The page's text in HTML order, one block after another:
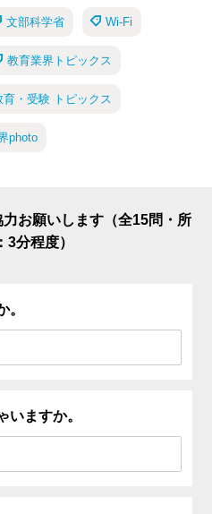
文部科学省 Wi-Fi
教育業界トピックス
育・受験 トピックス
photo
お願いします（全15問・所
3分程度）
。
いますか。